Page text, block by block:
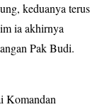
keduanya terus
ia akhirnya
Pak Budi.
Komandan